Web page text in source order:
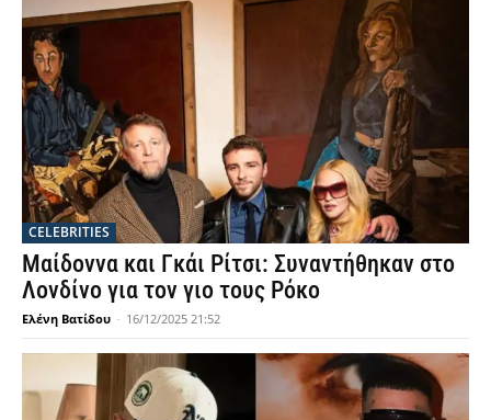
CELEBRITIES
Μαίδοννα και Γκάι Ρίτσι: Συναντήθηκαν στο
Λονδίνο για τον γιο τους Ρόκο
Ελένη Βατίδου - 16/12/2025 21:52